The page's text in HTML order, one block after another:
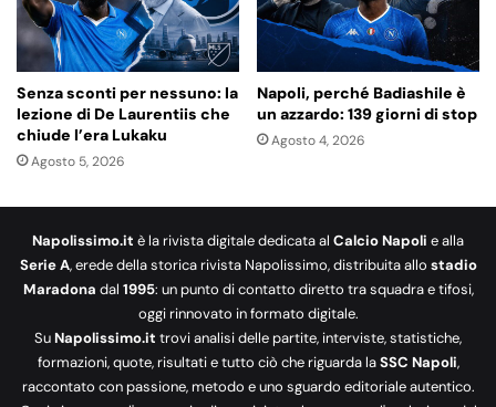
Senza sconti per nessuno: la
lezione di De Laurentiis che
chiude l’era Lukaku
Agosto 5, 2026
Napoli, perché Badiashile è
un azzardo: 139 giorni di stop
Agosto 4, 2026
Napolissimo.it è la rivista digitale dedicata al Calcio Napoli e alla
Serie A, erede della storica rivista Napolissimo, distribuita allo stadio
Maradona dal 1995: un punto di contatto diretto tra squadra e tifosi,
oggi rinnovato in formato digitale.
SuNapolissimo.it trovi analisi delle partite, interviste, statistiche,
formazioni, quote, risultati e tutto ciò che riguarda laSSC Napoli,
raccontato con passione, metodo e uno sguardo editoriale autentico.